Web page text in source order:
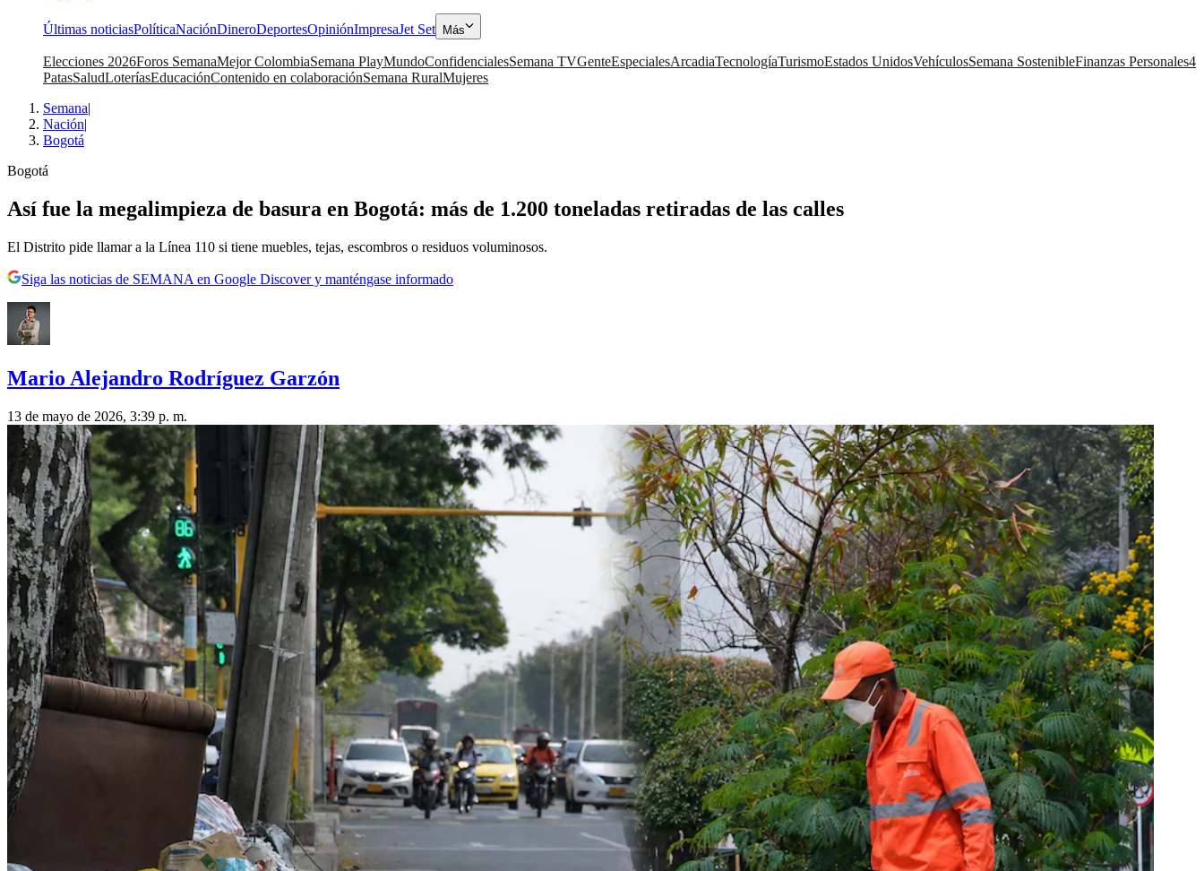
Últimas noticiasPolíticaNaciónDineroDeportesOpiniónImpresaJet Set Más
Elecciones 2026Foros SemanaMejor ColombiaSemana PlayMundoConfidencialesSemana TVGenteEspecialesArcadiaTecnologíaTurismoEstados UnidosVehículosSemana SostenibleFinanzas Personales4
PatasSaludLoteríasEducaciónContenido en colaboraciónSemana RuralMujeres
Semana|
Nación|
Bogotá
Bogotá
Así fue la megalimpieza de basura en Bogotá: más de 1.200 toneladas retiradas de las calles
El Distrito pide llamar a la Línea 110 si tiene muebles, tejas, escombros o residuos voluminosos.
Siga las noticias de SEMANA en Google Discover y manténgase informado
Mario Alejandro Rodríguez Garzón
13 de mayo de 2026, 3:39 p. m.